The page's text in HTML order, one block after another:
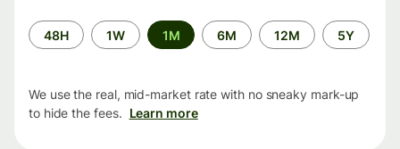
Time
period
48H 1W 1M 6M 12M 5Y
We use the real, mid-market rate with no sneaky mark-up
to hide the fees. Learn more